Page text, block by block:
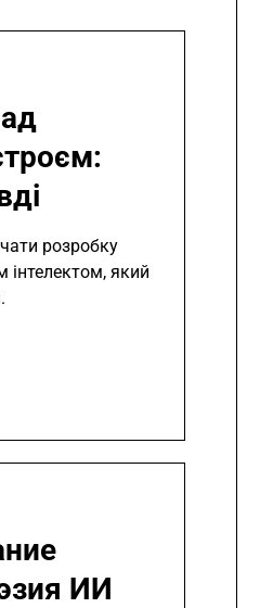
розробку
інтелектом, який
ИИ